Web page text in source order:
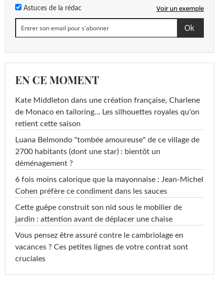
Astuces de la rédac Voir un exemple
EN CE MOMENT
Kate Middleton dans une création française, Charlene
de Monaco en tailoring… Les silhouettes royales qu'on
retient cette saison
Luana Belmondo "tombée amoureuse" de ce village de
2700 habitants (dont une star) : bientôt un
déménagement ?
6 fois moins calorique que la mayonnaise : Jean-Michel
Cohen préfère ce condiment dans les sauces
Cette guêpe construit son nid sous le mobilier de
jardin : attention avant de déplacer une chaise
Vous pensez être assuré contre le cambriolage en
vacances ? Ces petites lignes de votre contrat sont
cruciales